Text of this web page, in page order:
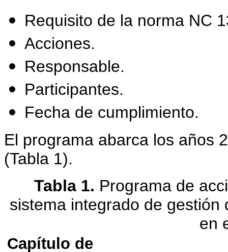
Requisito de la norma NC
Acciones.
Responsable.
Participantes.
Fecha de cumplimiento.
El programa abarca los años
(Tabla 1).
Tabla 1. Programa de
sistema integrado de
en
Capítulo de